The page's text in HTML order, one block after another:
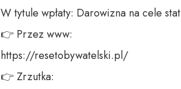
W tytule wpłaty: Darowizna na cele
👉 Przez www:
https://resetobywatelski.pl/
👉 Zrzutka: